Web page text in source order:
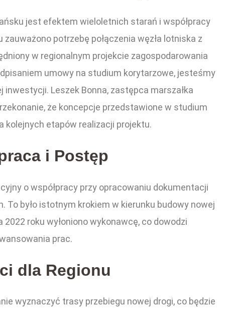
jest efektem wieloletnich starań i współpracy
potrzebę połączenia węzła lotniska z
w regionalnym projekcie zagospodarowania
umowy na studium korytarzowe, jesteśmy
inwestycji. Leszek Bonna, zastępca marszałka
że koncepcje przedstawione w studium
kolejnych etapów realizacji projektu.
i Postęp
o współpracy przy opracowaniu dokumentacji
To było istotnym krokiem w kierunku budowy nowej
roku wyłoniono wykonawcę, co dowodzi
prac.
dla Regionu
wyznaczyć trasy przebiegu nowej drogi, co będzie